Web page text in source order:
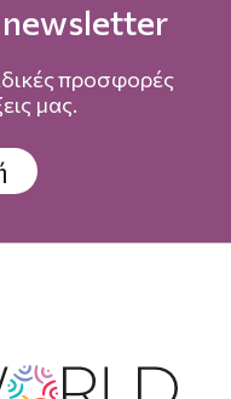
newsletter
προσφορές
μας.